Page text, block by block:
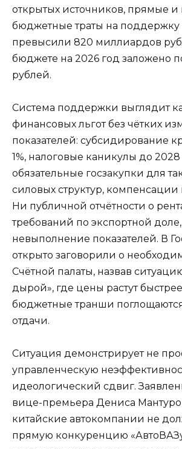
открытых источников, прямые и
бюджетные траты на поддержку
превысили 820 миллиардов
бюджете на 2026 год заложено
рублей.
Система поддержки выглядит
финансовых льгот без чётких
показателей: субсидирование
1%, налоговые каникулы до 2028
обязательные госзакупки для
силовых структур,
Ни публичной отчётности о
требований по экспортной
невыполнение показателей. В
открыто заговорили о
Счётной палаты, назвав
дырой», где цены растут быстрее
бюджетные транши
отдачи.
Ситуация демонстрирует не
управленческую
идеологический сдвиг.
вице-премьера Дениса
китайские автокомпании не
прямую конкуренцию